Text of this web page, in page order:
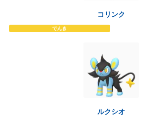
コリンク
でんき
ルクシオ